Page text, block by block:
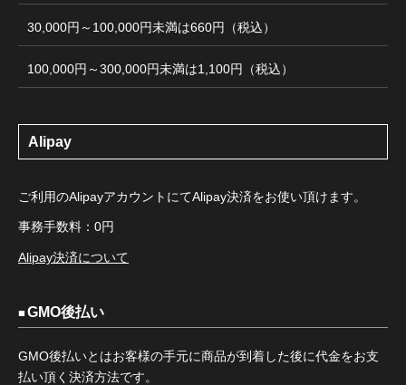
30,000円～100,000円未満は660円（税込）
100,000円～300,000円未満は1,100円（税込）
Alipay
ご利用のAlipayアカウントにてAlipay決済をお使い頂けます。
事務手数料：0円
Alipay決済について
GMO後払い
GMO後払いとはお客様の手元に商品が到着した後に代金をお支
払い頂く決済方法です。